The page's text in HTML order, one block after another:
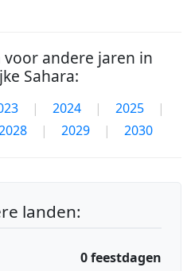
voor andere jaren in
Sahara:
| 2024 | 2025
|
| 2029 | 2030
landen:
0 feestdagen